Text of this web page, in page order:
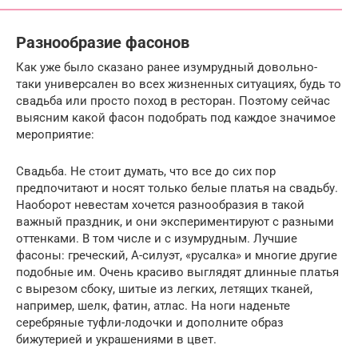
Разнообразие фасонов
Как уже было сказано ранее изумрудный довольно-
таки универсален во всех жизненных ситуациях, будь то
свадьба или просто поход в ресторан. Поэтому сейчас
выясним какой фасон подобрать под каждое значимое
мероприятие:
Свадьба. Не стоит думать, что все до сих пор
предпочитают и носят только белые платья на свадьбу.
Наоборот невестам хочется разнообразия в такой
важный праздник, и они экспериментируют с разными
оттенками. В том числе и с изумрудным. Лучшие
фасоны: греческий, А-силуэт, «русалка» и многие другие
подобные им. Очень красиво выглядят длинные платья
с вырезом сбоку, шитые из легких, летящих тканей,
например, шелк, фатин, атлас. На ноги наденьте
серебряные туфли-лодочки и дополните образ
бижутерией и украшениями в цвет.